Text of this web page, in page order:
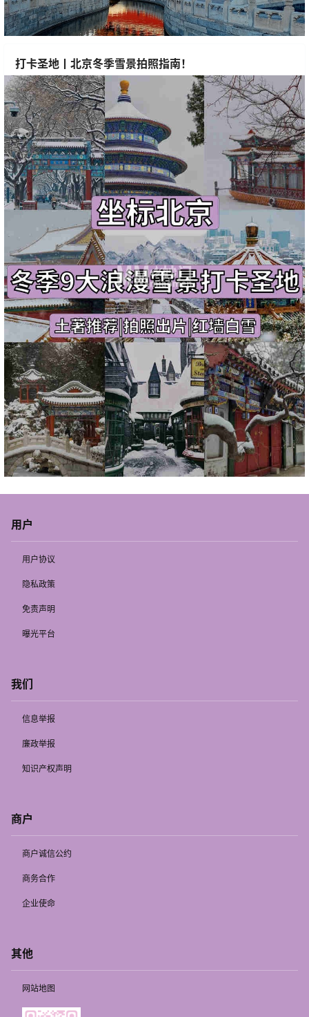
打卡圣地丨北京冬季雪景拍照指南！
用户
用户协议
隐私政策
免责声明
曝光平台
我们
信息举报
廉政举报
知识产权声明
商户
商户诚信公约
商务合作
企业使命
其他
网站地图